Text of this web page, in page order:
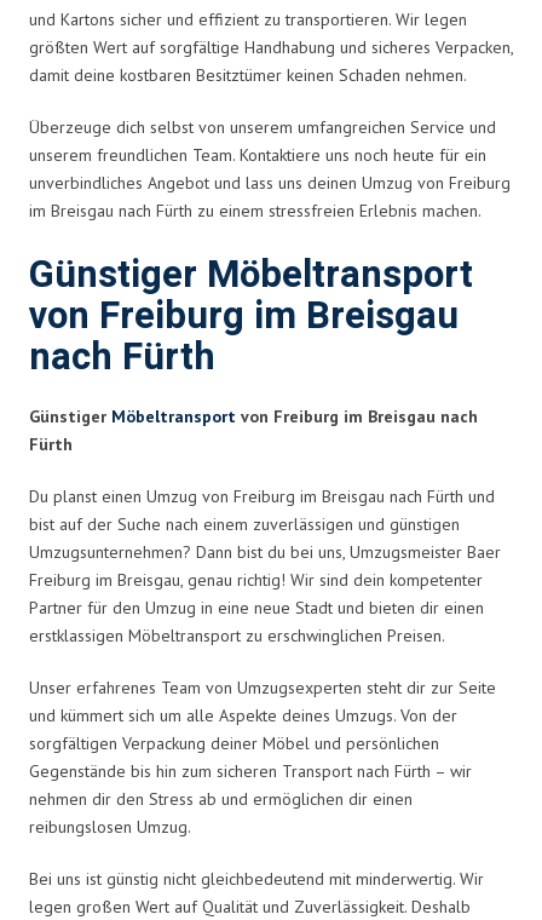
und Kartons sicher und effizient zu transportieren. Wir legen
größten Wert auf sorgfältige Handhabung und sicheres Verpacken,
damit deine kostbaren Besitztümer keinen Schaden nehmen.
Überzeuge dich selbst von unserem umfangreichen Service und
unserem freundlichen Team. Kontaktiere uns noch heute für ein
unverbindliches Angebot und lass uns deinen Umzug von Freiburg
im Breisgau nach Fürth zu einem stressfreien Erlebnis machen.
Günstiger Möbeltransport
von Freiburg im Breisgau
nach Fürth
Günstiger Möbeltransport von Freiburg im Breisgau nach
Fürth
Du planst einen Umzug von Freiburg im Breisgau nach Fürth und
bist auf der Suche nach einem zuverlässigen und günstigen
Umzugsunternehmen? Dann bist du bei uns, Umzugsmeister Baer
Freiburg im Breisgau, genau richtig! Wir sind dein kompetenter
Partner für den Umzug in eine neue Stadt und bieten dir einen
erstklassigen Möbeltransport zu erschwinglichen Preisen.
Unser erfahrenes Team von Umzugsexperten steht dir zur Seite
und kümmert sich um alle Aspekte deines Umzugs. Von der
sorgfältigen Verpackung deiner Möbel und persönlichen
Gegenstände bis hin zum sicheren Transport nach Fürth – wir
nehmen dir den Stress ab und ermöglichen dir einen
reibungslosen Umzug.
Bei uns ist günstig nicht gleichbedeutend mit minderwertig. Wir
legen großen Wert auf Qualität und Zuverlässigkeit. Deshalb